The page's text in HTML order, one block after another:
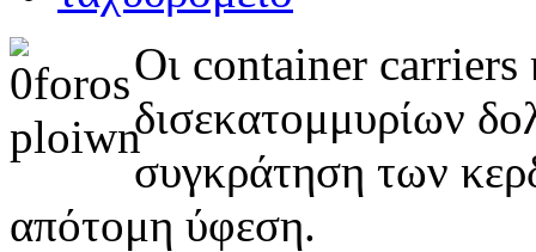
Οι container
δισεκατομμυρίων
συγκράτηση των
απότομη ύφεση.